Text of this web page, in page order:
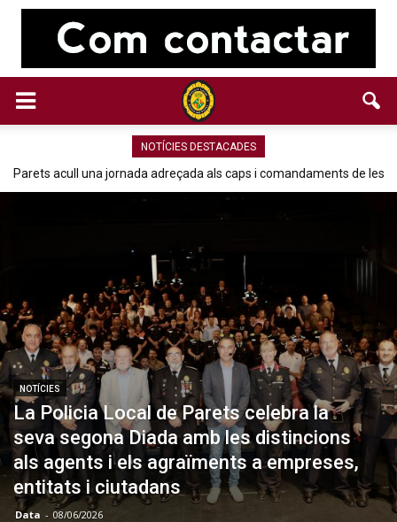
NOTÍCIES DESTACADES
Parets acull una jornada adreçada als caps i comandaments de les
NOTÍCIES
La Policia Local de Parets celebra la
seva segona Diada amb les distincions
als agents i els agraïments a empreses,
entitats i ciutadans
Data - 08/06/2026